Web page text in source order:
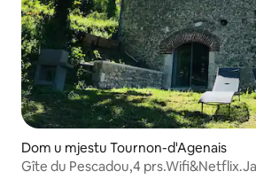
Dom u mjestu Tournon-d'Agenais
Gîte du Pescadou,4